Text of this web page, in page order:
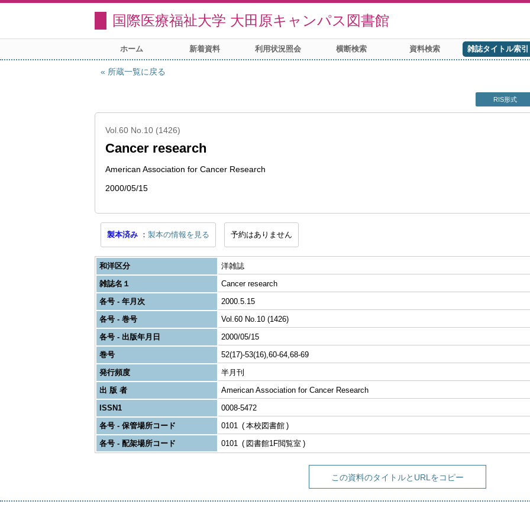
国際医療福祉大学 大田原キャンパス図書館
ホーム 新着資料 利用状況照会 横断検索 資料検索 雑誌タイトル索引
所蔵一覧に戻る
RIS形式
Vol.60 No.10 (1426)
Cancer research
American Association for Cancer Research
2000/05/15
製本済み 製本の情報を見る 予約はありません
和洋区分
洋雑誌
雑誌名１
Cancer research
各号 - 年月次
2000.5.15
各号 - 巻号
Vol.60 No.10 (1426)
各号 - 出版年月日
2000/05/15
巻号
52(17)-53(16),60-64,68-69
発行頻度
半月刊
出 版 者
American Association for Cancer Research
ISSN1
0008-5472
各号 - 保管場所コード
0101
本校図書館
各号 - 配架場所コード
0101 図書館1F閲覧室
この資料のタイトルとURLをコピー